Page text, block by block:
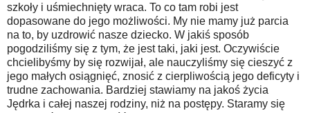
szkoły i uśmiechnięty wraca. To co tam robi jest
dopasowane do jego możliwości. My nie mamy już parcia
na to, by uzdrowić nasze dziecko. W jakiś sposób
pogodziliśmy się z tym, że jest taki, jaki jest. Oczywiście
chcielibyśmy by się rozwijał, ale nauczyliśmy się cieszyć z
jego małych osiągnięć, znosić z cierpliwością jego deficyty i
trudne zachowania. Bardziej stawiamy na jakoś życia
Jędrka i całej naszej rodziny, niż na postępy. Staramy się